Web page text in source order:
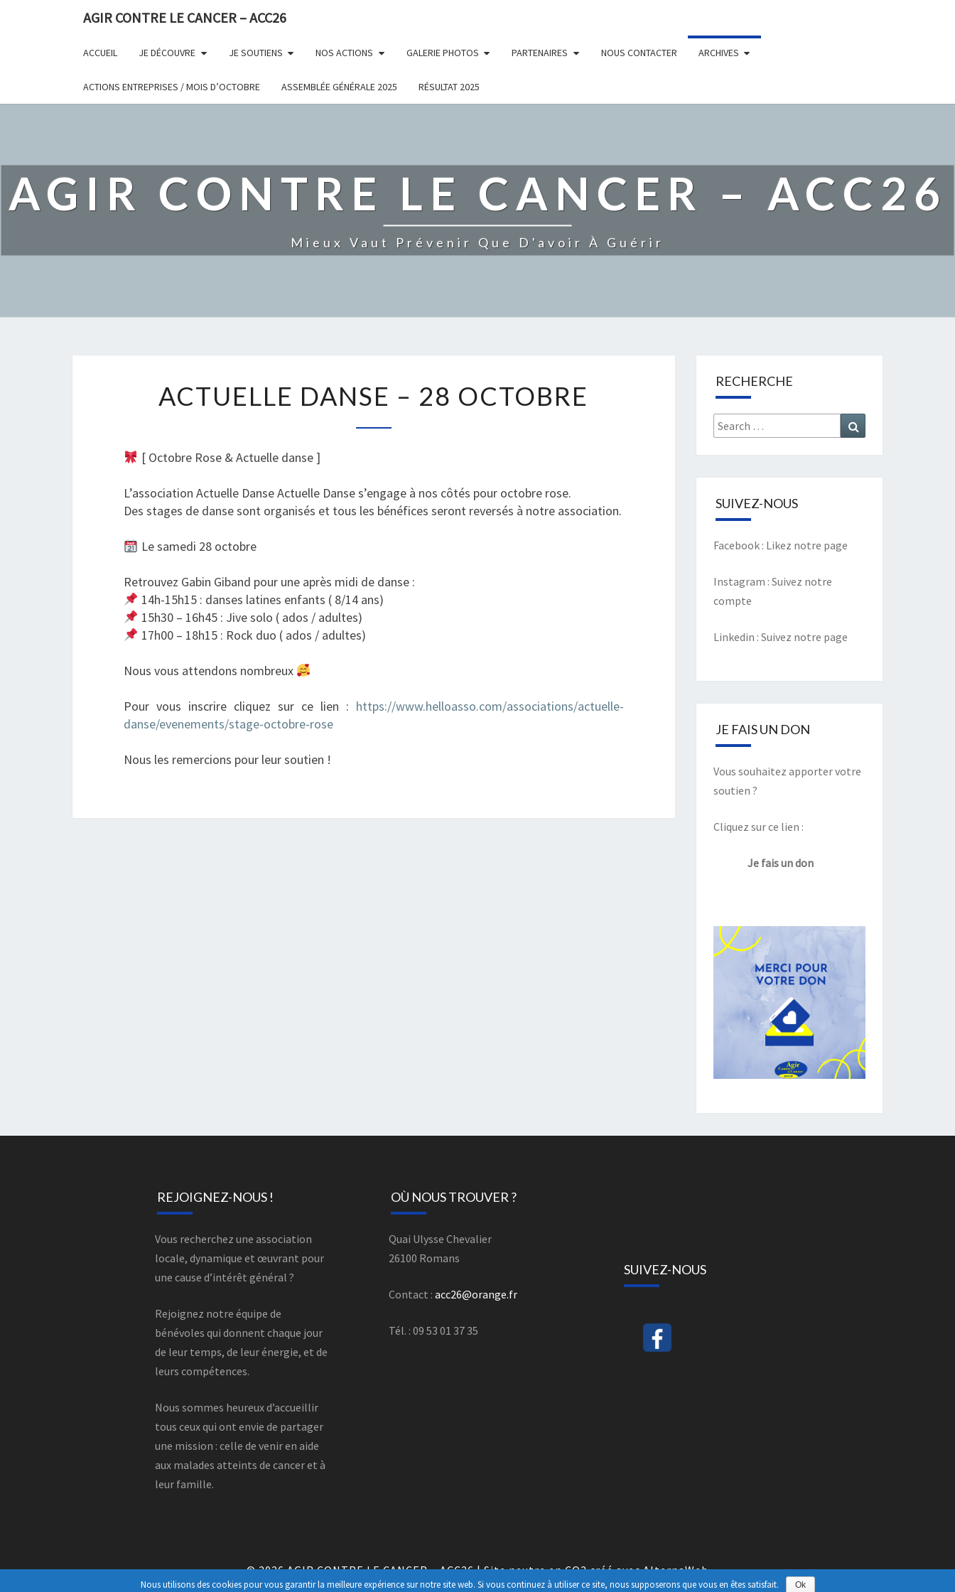
AGIR CONTRE LE CANCER – ACC26
ACCUEIL JE DÉCOUVRE JE SOUTIENS NOS ACTIONS GALERIE PHOTOS PARTENAIRES NOUS CONTACTER ARCHIVES
ACTIONS ENTREPRISES / MOIS D’OCTOBRE ASSEMBLÉE GÉNÉRALE 2025 RÉSULTAT 2025
AGIR CONTRE LE CANCER – ACC26
Mieux Vaut Prévenir Que D'avoir À Guérir
C
U
E
D
E
–
O
ACTUELLE DANSE – 28 OCTOBRE
[ Octobre Rose & Actuelle danse ]
L’association Actuelle Danse Actuelle Danses’engage à nos côtés pour octobre rose.
Des stages de danse sont organisés et tous les bénéfices seront reversés à notre association.
Le samedi 28 octobre
Retrouvez Gabin Giband pour une après midi de danse :
14h-15h15 : danses latines enfants ( 8/14 ans)
15h30 – 16h45 : Jive solo ( ados / adultes)
17h00 – 18h15 : Rock duo ( ados / adultes)
Nous vous attendons nombreux
Pour vous inscrire cliquez sur ce lien : https://www.helloasso.com/associations/actuelle-
danse/evenements/stage-octobre-rose
Nous les remercions pour leur soutien !
RECHERCHE
Search
for:
SUIVEZ-NOUS
Facebook : Likez notre page
Instagram : Suivez notre
compte
Linkedin : Suivez notre page
JE FAIS UN DON
Vous souhaitez apporter votre
soutien ?
Cliquez sur ce lien :
Je fais un don
REJOIGNEZ-NOUS !
Vous recherchez une association
locale, dynamique et œuvrant pour
une cause d’intérêt général ?
Rejoignez notre équipe de
bénévoles qui donnent chaque jour
de leur temps, de leur énergie, et de
leurs compétences.
Nous sommes heureux d’accueillir
tous ceux qui ont envie de partager
une mission : celle de venir en aide
aux malades atteints de cancer et à
leur famille.
OÙ NOUS TROUVER ?
Quai Ulysse Chevalier
26100 Romans
Contact : acc26@orange.fr
Tél. : 09 53 01 37 35
SUIVEZ-NOUS
© 2026AGIR CONTRE LE CANCER – ACC26 |Site neutre en CO2 créé avecAlternaWeb
Nous utilisons des cookies pour vous garantir la meilleure expérience sur notre site web. Si vous continuez à utiliser ce site, nous supposerons que vous en êtes satisfait. Ok